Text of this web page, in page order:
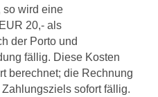
so wird eine
20,- als
der Porto und
fällig. Diese Kosten
berechnet; die Rechnung
sofort fällig.